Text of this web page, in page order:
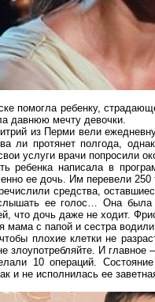
помогла ребенку,
давнюю мечту девочки.
из Перми вели
ли протянет полгода,
услуги врачи попросили
ребенка написала в
ее дочь. Им перевели 250
средства,
ее голос… Она была
что дочь даже не ходит.
мама с папой и сестра
плохие клетки не
злоупотребляйте. И
10 операций.
и не исполнилась ее